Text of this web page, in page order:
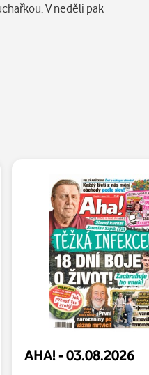
V neděli pak
AHA! - 03.08.2026